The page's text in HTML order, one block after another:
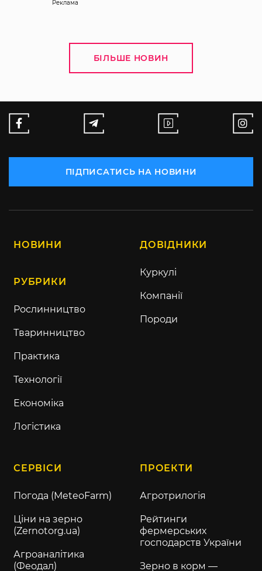
Реклама
БІЛЬШЕ НОВИН
ПІДПИСАТИСЬ НА НОВИНИ
НОВИНИ
РУБРИКИ
Рослинництво
Тваринництво
Практика
Технології
Економіка
Логістика
ДОВІДНИКИ
Куркулі
Компанії
Породи
СЕРВІСИ
Погода (MeteoFarm)
Ціни на зерно
(Zernotorg.ua)
Агроаналітика
(Феодал)
ПРОЕКТИ
Агротрилогія
Рейтинги
фермерських
господарств України
Зерно в корм —